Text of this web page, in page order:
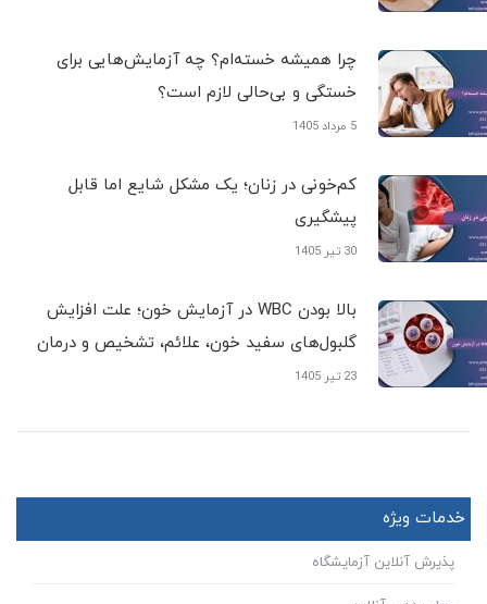
چرا همیشه خسته‌ام؟ چه آزمایش‌هایی برای
خستگی و بی‌حالی لازم است؟
5 مرداد 1405
کم‌خونی در زنان؛ یک مشکل شایع اما قابل
پیشگیری
30 تیر 1405
بالا بودن WBC در آزمایش خون؛ علت افزایش
گلبول‌های سفید خون، علائم، تشخیص و درمان
23 تیر 1405
خدمات ویژه
پذیرش آنلاین آزمایشگاه